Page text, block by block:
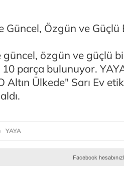
Güncel, Özgün ve Güçlü
özgün ve güçlü
parça bulunuyor.
Altın Ülkede" Sarı Ev
YAYA